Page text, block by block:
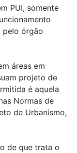
PUI, somente
pelo órgão
áreas em
projeto de
é aquela
Normas de
de Urbanismo,
de que trata o